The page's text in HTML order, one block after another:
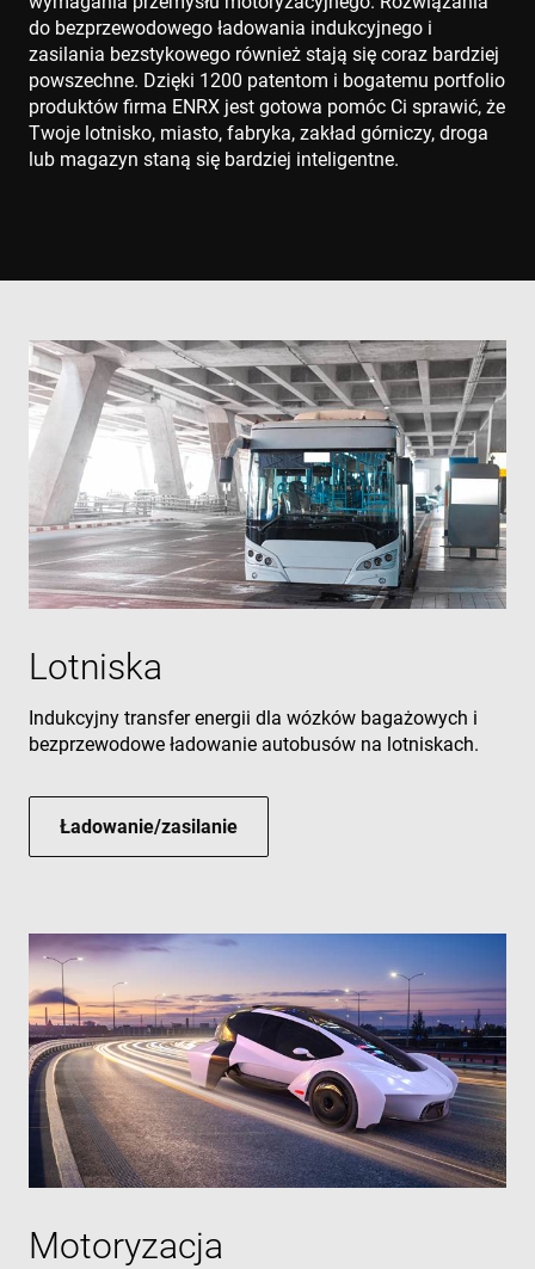
do bezprzewodowego ładowania indukcyjnego i
zasilania bezstykowego również stają się coraz bardziej
powszechne. Dzięki 1200 patentom i bogatemu portfolio
produktów firma ENRX jest gotowa pomóc Ci sprawić, że
Twoje lotnisko, miasto, fabryka, zakład górniczy, droga
lub magazyn staną się bardziej inteligentne.
Lotniska
Indukcyjny transfer energii dla wózków bagażowych i
bezprzewodowe ładowanie autobusów na lotniskach.
Ładowanie/zasilanie
Motoryzacja